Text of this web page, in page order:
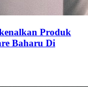
Produk
Baharu Di